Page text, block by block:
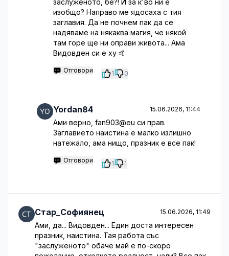
заслуженото, бе?! И за к'во ни е
изобщо? Направо ме ядосаха с тия
заглавия. Да не почнем пак да се
надяваме на някаква магия, че някой
там горе ще ни оправи живота... Ама
Видовден си е ху 🤙
Отговори 1 0
Yordan84 15.06.2026, 11:44
Ами верно, fan903@eu си прав.
Заглавието наистина е малко излишно
натежало, ама нищо, празник е все пак!
Отговори 1 1
Стар_Софиянец 15.06.2026, 11:49
Ами, да... Видовден... Един доста интересен
празник, наистина. Тая работа със
"заслуженото" обаче май е по-скоро